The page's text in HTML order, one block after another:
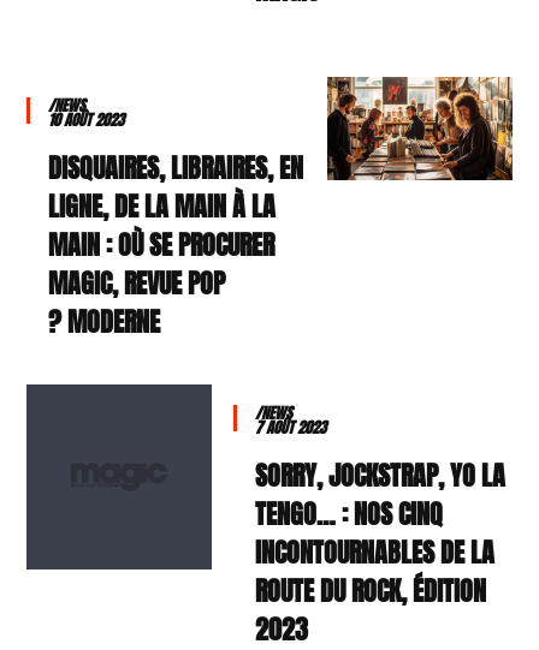
/NEWS
10 AOÛT 2023
DISQUAIRES, LIBRAIRES, EN
LIGNE, DE LA MAIN À LA
MAIN : OÙ SE PROCURER
MAGIC, REVUE POP
MODERNE ?
/NEWS
7 AOÛT 2023
SORRY, JOCKSTRAP, YO LA
TENGO… : NOS CINQ
INCONTOURNABLES DE LA
ROUTE DU ROCK, ÉDITION
2023